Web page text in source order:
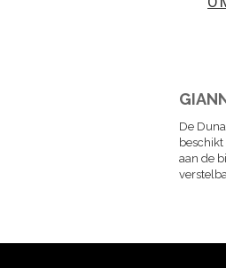
De
aan de